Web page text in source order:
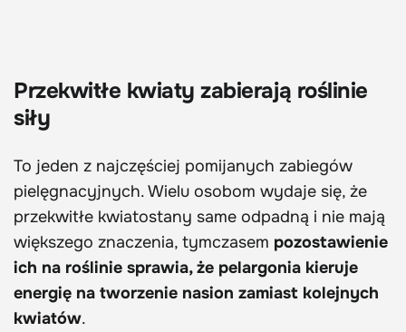
Przekwitłe kwiaty zabierają roślinie
siły
To jeden z najczęściej pomijanych zabiegów
pielęgnacyjnych. Wielu osobom wydaje się, że
przekwitłe kwiatostany same odpadną i nie mają
większego znaczenia, tymczasem pozostawienie
ich na roślinie sprawia, że pelargonia kieruje
energię na tworzenie nasion zamiast kolejnych
kwiatów.